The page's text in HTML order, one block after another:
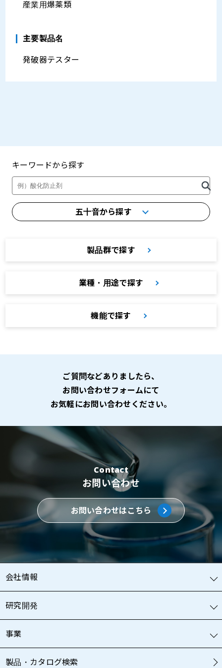
産業用爆薬類
主要製品名
発破器テスター
キーワードから探す
五十音から探す
製品群で探す
業種・用途で探す
機能で探す
ご質問などありましたら、
お問い合わせフォームにて
お気軽にお問い合わせください。
Contact
お問い合わせ
お問い合わせはこちら
会社情報
研究開発
事業
製品・カタログ検索